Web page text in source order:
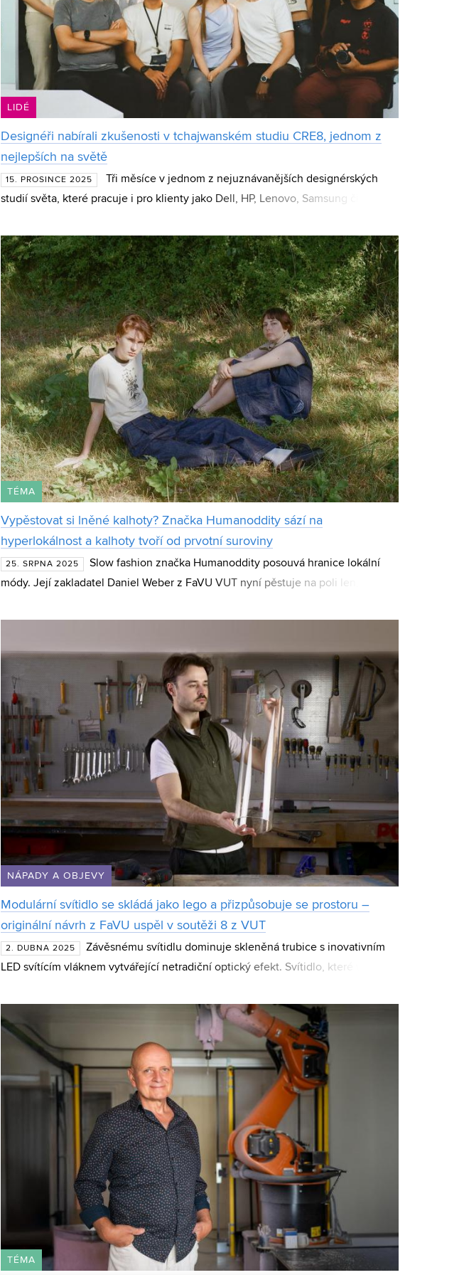
LIDÉ
Designéři nabírali zkušenosti v tchajwanském studiu CRE8, jednom z
nejlepších na světě
15. PROSINCE 2025
Tři měsíce v jednom z nejuznávanějších designérských
studií světa, které pracuje i pro klienty jako Dell, HP, Lenovo, Samsung či Acer,
TÉMA
Vypěstovat si lněné kalhoty? Značka Humanoddity sází na
hyperlokálnost a kalhoty tvoří od prvotní suroviny
25. SRPNA 2025
Slow fashion značka Humanoddity posouvá hranice lokální
módy. Její zakladatel Daniel Weber z FaVU VUT nyní pěstuje na poli len, ze
NÁPADY A OBJEVY
Modulární svítidlo se skládá jako lego a přizpůsobuje se prostoru –
originální návrh z FaVU uspěl v soutěži 8 z VUT
2. DUBNA 2025
Závěsnému svítidlu dominuje skleněná trubice s inovativním
LED svítícím vláknem vytvářející netradiční optický efekt. Svítidlo, které ve své
TÉMA